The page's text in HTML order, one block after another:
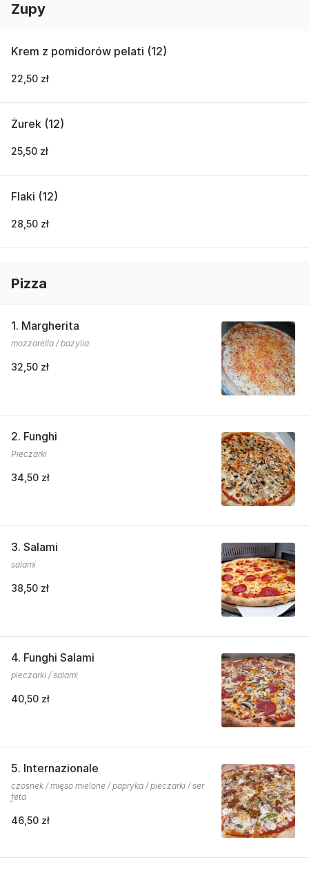
Zupy
Krem z pomidorów pelati (12)
22,50 zł
Żurek (12)
25,50 zł
Flaki (12)
28,50 zł
Pizza
1. Margherita
mozzarella / bazylia
32,50 zł
2. Funghi
Pieczarki
34,50 zł
3. Salami
salami
38,50 zł
4. Funghi Salami
pieczarki / salami
40,50 zł
5. Internazionale
czosnek / mięso mielone / papryka / pieczarki / ser
feta
46,50 zł